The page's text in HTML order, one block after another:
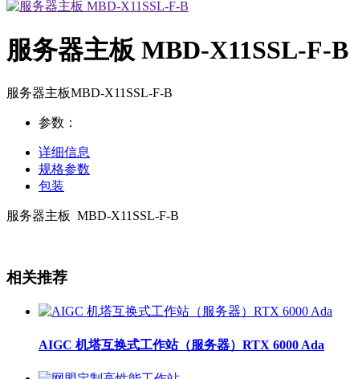
服务器主板 MBD-X11SSL-F-B
服务器主板MBD-X11SSL-F-B
参数：
详细信息
规格参数
包装
服务器主板 MBD-X11SSL-F-B
相关推荐
AIGC 机塔互换式工作站（服务器）RTX 6000 Ada